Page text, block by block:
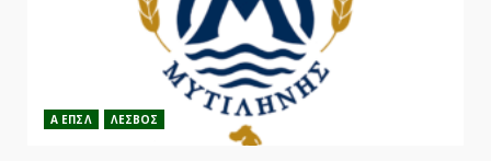
Α ΕΠΣΛ ΛΕΣΒΟΣ